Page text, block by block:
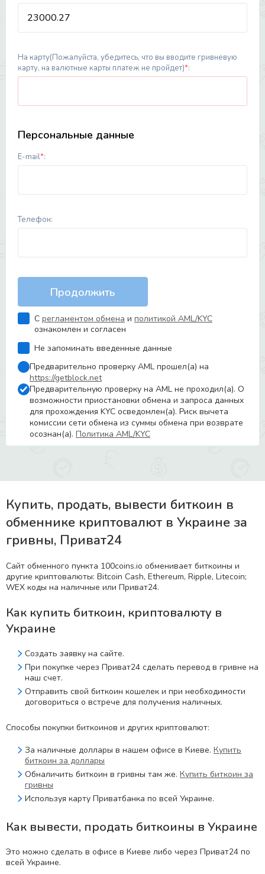
На карту(Пожалуйста, убедитесь, что вы вводите гривневую
карту, на валютные карты платеж не пройдет)*:
Персональные данные
E-mail*:
Телефон:
С регламентом обмена и политикой AML/KYC
ознакомлен и согласен
Не запоминать введенные данные
Предварительно проверку AML прошел(а) на
https://getblock.net
Предварительную проверку на AML не проходил(а). О
возможности приостановки обмена и запроса данных
для прохождения KYC осведомлен(а). Риск вычета
комиссии сети обмена из суммы обмена при возврате
осознан(а). Политика AML/KYC
Купить, продать, вывести биткоин в
обменнике криптовалют в Украине за
гривны, Приват24
Сайт обменного пункта 100coins.io обменивает биткоины и
другие криптовалюты: Bitcoin Cash, Ethereum, Ripple, Litecoin;
WEX коды на наличные или Приват24.
Как купить биткоин, криптовалюту в
Украине
Создать заявку на сайте.
При покупке через Приват24 сделать перевод в гривне на
наш счет.
Отправить свой биткоин кошелек и при необходимости
договориться о встрече для получения наличных.
Способы покупки биткоинов и других криптовалют:
За наличные доллары в нашем офисе в Киеве. Купить
биткоин за доллары
Обналичить биткоин в гривны там же. Купить биткоин за
гривны
Используя карту Приватбанка по всей Украине.
Как вывести, продать биткоины в Украине
Это можно сделать в офисе в Киеве либо через Приват24 по
всей Украине.